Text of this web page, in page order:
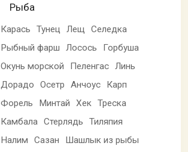
Рыба
Карась Тунец Лещ
Селедка
Рыбный фарш
Лосось
Горбуша
Окунь морской
Пеленгас Линь
Дорадо
Осетр Анчоус
Карп
Форель
Минтай Хек Треска
Камбала Стерлядь
Тиляпия
Налим
Сазан
Шашлык из рыбы